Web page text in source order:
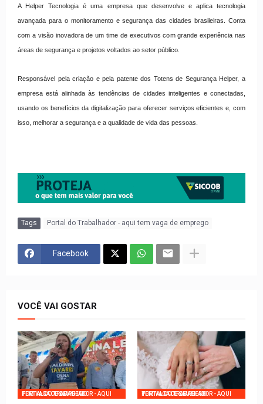
A Helper Tecnologia é uma empresa que desenvolve e aplica tecnologia
avançada para o monitoramento e segurança das cidades brasileiras. Conta
com a visão inovadora de um time de executivos com grande experiência nas
áreas de segurança e projetos voltados ao setor público.
Responsável pela criação e pela patente dos Totens de Segurança Helper, a
empresa está alinhada às tendências de cidades inteligentes e conectadas,
usando os benefícios da digitalização para oferecer serviços eficientes e, com
isso, melhorar a segurança e a qualidade de vida das pessoas.
Tags Portal do Trabalhador - aqui tem vaga de emprego
Facebook
VOCÊ VAI GOSTAR
PORTAL DO TRABALHADOR - AQUI TEM VAGA DE EMPREGO PORTAL DO TRABALHADOR - AQUI TEM VAGA DE EMPREGO